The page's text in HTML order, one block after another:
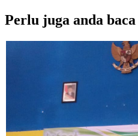
Perlu juga anda baca